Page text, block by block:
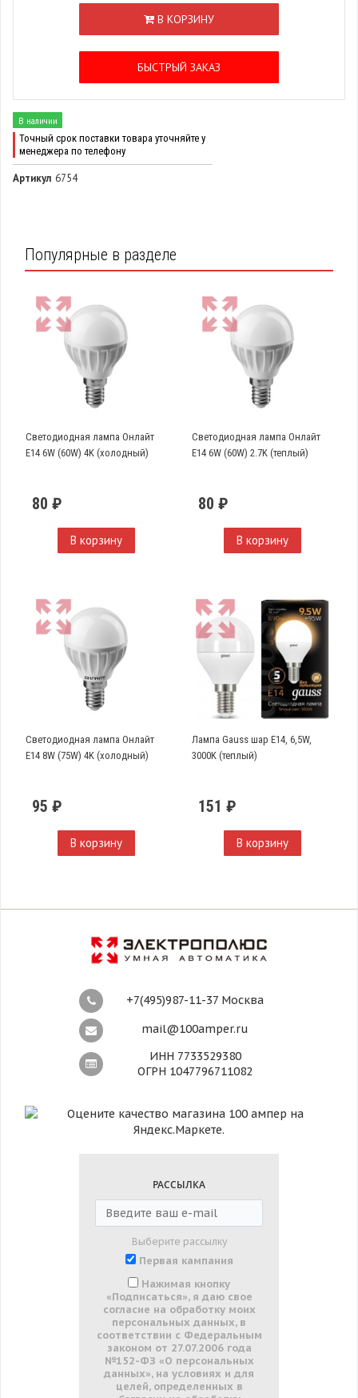
В КОРЗИНУ
БЫСТРЫЙ ЗАКАЗ
В наличии
Точный срок поставки товара уточняйте у
менеджера по телефону
Артикул 6754
Популярные в разделе
Светодиодная лампа Онлайт
E14 6W (60W) 4K (холодный)
80 ₽
В корзину
Светодиодная лампа Онлайт
E14 6W (60W) 2.7K (теплый)
80 ₽
В корзину
Светодиодная лампа Онлайт
E14 8W (75W) 4K (холодный)
95 ₽
В корзину
Лампа Gauss шар Е14, 6,5W,
3000K (теплый)
151 ₽
В корзину
+7(495)987-11-37 Москва
mail@100amper.ru
ИНН 7733529380
ОГРН 1047796711082
РАССЫЛКА
Выберите рассылку
Первая кампания
Нажимая кнопку
«Подписаться», я даю свое
согласие на обработку моих
персональных данных, в
соответствии с Федеральным
законом от 27.07.2006 года
№152-ФЗ «О персональных
данных», на условиях и для
целей, определенных в